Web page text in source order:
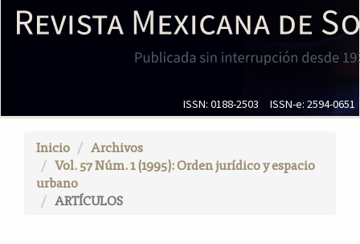
i
ó
n
c
a
ISSN: 0188-2503 ISSN-e: 2594-0651
Inicio
Archivos
Vol. 57 Núm. 1 (1995): Orden jurídico y espacio
urbano
ARTÍCULOS